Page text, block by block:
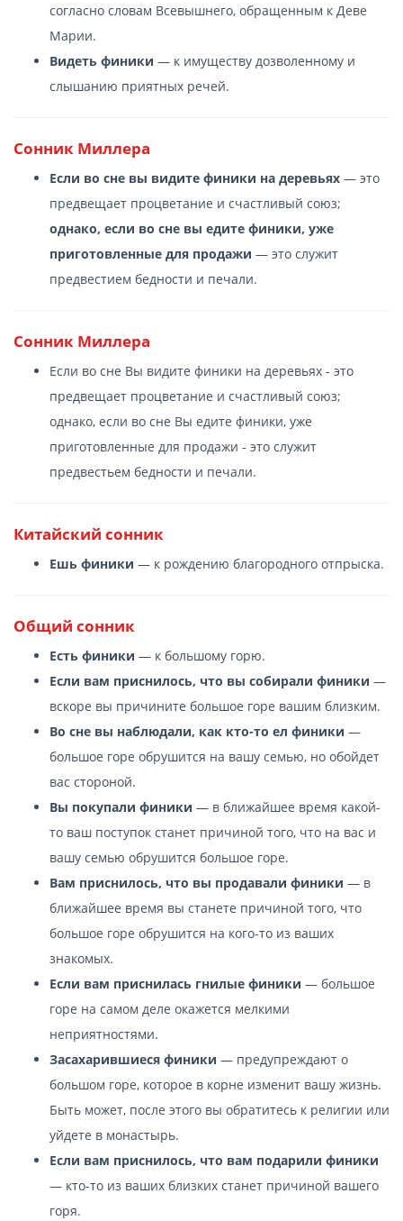
согласно словам Всевышнего, обращенным к Деве
Марии.
Видеть финики — к имуществу дозволенному и
слышанию приятных речей.
Cонник Миллера
Если во сне вы видите финики на деревьях — это
предвещает процветание и счастливый союз;
однако, если во сне вы едите финики, уже
приготовленные для продажи — это служит
предвестием бедности и печали.
Cонник Миллера
Если во сне Вы видите финики на деревьях - это
предвещает процветание и счастливый союз;
однако, если во сне Вы едите финики, уже
приготовленные для продажи - это служит
предвестьем бедности и печали.
Китайский сонник
Ешь финики — к рождению благородного отпрыска.
Общий сонник
Есть финики — к большому горю.
Если вам приснилось, что вы собирали финики —
вскоре вы причините большое горе вашим близким.
Во сне вы наблюдали, как кто-то ел финики —
большое горе обрушится на вашу семью, но обойдет
вас стороной.
Вы покупали финики — в ближайшее время какой-
то ваш поступок станет причиной того, что на вас и
вашу семью обрушится большое горе.
Вам приснилось, что вы продавали финики — в
ближайшее время вы станете причиной того, что
большое горе обрушится на кого-то из ваших
знакомых.
Если вам приснилась гнилые финики — большое
горе на самом деле окажется мелкими
неприятностями.
Засахарившиеся финики — предупреждают о
большом горе, которое в корне изменит вашу жизнь.
Быть может, после этого вы обратитесь к религии или
уйдете в монастырь.
Если вам приснилось, что вам подарили финики
— кто-то из ваших близких станет причиной вашего
горя.